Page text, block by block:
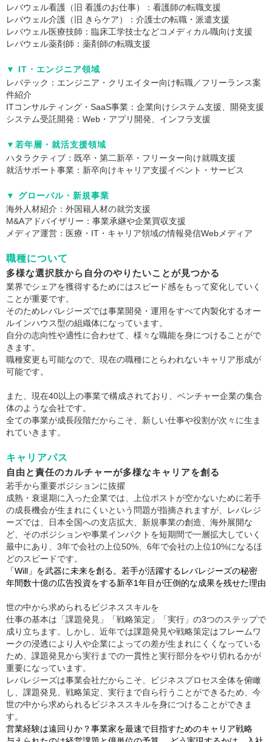
レバウェル看護（旧 看護のお仕事）：看護師の転職支援
レバウェル介護（旧 きらケア）：介護士の転職・派遣支援
レバウェル医療技師：臨床工学技士などコメディカル職向け支援
レバウェル薬剤師：薬剤師の転職支援
▼ IT・エンジニア領域
レバテック：エンジニア・クリエイター向け転職／フリーランス案
件紹介
ITコンサルティング・SaaS事業：企業向けシステム支援、開発支援
システム受託開発：Web・アプリ開発、インフラ支援
▼若年層・就活支援領域
ハタラクティブ：既卒・第二新卒・フリーター向け就職支援
就活サポート事業：新卒向けキャリア支援イベント・サービス
▼ グローバル・新規事業
海外人材紹介：外国籍人材の就労支援
M&Aアドバイザリー：事業承継や企業買収支援
メディア運営：医療・IT・キャリア領域の情報発信Webメディア
職種について
多様な選択肢から自分のやりたいことが見つかる
業界でシェアを獲得するためにはスピード感をもって変化していく
ことが重要です。
そのためレバレジーズでは事業開発・運用をすべて内製化するオー
ルインハウス型の組織体になっています。
自分の志向性や適性に合わせて、様々な職能を身につけることがで
きます。
職種変更も可能なので、現在の職種にとらわれないキャリア形成が
可能です。
また、現在40以上の事業で構成されており、ベンチャー企業の集合
体のような会社です。
全ての事業が成長段階だからこそ、新しい仕事や役割が次々に生ま
れていきます。
キャリアパス
自由と責任のカルチャーが多様なキャリアを創る
若手から重要ポジションに抜擢
成熟・衰退期に入った企業では、上位ポストが空かないために若手
の成長機会が生まれにくいという問題が指摘されますが、レバレジ
ーズでは、日本全国への支店拡大、新規事業の創造、海外展開な
ど、そのポジションや事業インパクトを短期間で一層拡大していく
最中にあり、3年で会社の上位50%、6年で会社の上位10%になるほ
どのスピードです。
「Will」を武器に未来を創る。若手が活躍するレバレジーズの秘密
年間数十億の広告投資をする新卒1年目が圧倒的な成果を残せた理由
世の中から求められるビジネススキルを
仕事の基本は「課題発見」「戦略策定」「実行」の3つのステップで
成り立ちます。しかし、近年では課題発見や戦略策定はフレームワ
ークの浸透により人や企業によっての差が生まれにくくなっている
ため、課題発見から実行までの一貫性と実行部分をやり切れるかが
重要になっています。
レバレジーズは事業会社だからこそ、ビジネスプロセス全体を俯瞰
し、課題発見、戦略策定、実行まで自ら行うことができるため、今
世の中から求められるビジネススキルを身につけることができま
す。
営業経験は遠回りか？事業家を最速で目指すためのキャリア戦略